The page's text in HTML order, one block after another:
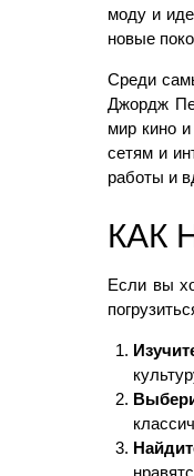
моду и
новые
Среди
Джордж
мир кино
сетям и
работы и
КАК
Если вы